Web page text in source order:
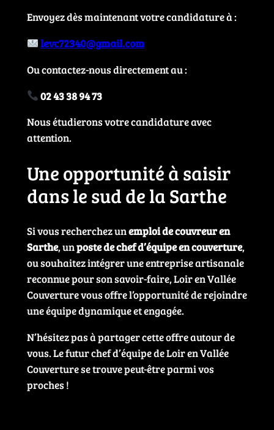
Envoyez dès maintenant votre candidature à :
levc72340@gmail.com
Ou contactez-nous directement au :
02 43 38 94 73
Nous étudierons votre candidature avec
attention.
Une opportunité à saisir
dans le sud de la Sarthe
Si vous recherchez unemploi de couvreur en
Sarthe, unposte de chef d’équipe en couverture,
ou souhaitez intégrer une entreprise artisanale
reconnue pour son savoir-faire, Loir en Vallée
Couverture vous offre l’opportunité de rejoindre
une équipe dynamique et engagée.
N’hésitez pas à partager cette offre autour de
vous. Le futur chef d’équipe de Loir en Vallée
Couverture se trouve peut-être parmi vos
proches !